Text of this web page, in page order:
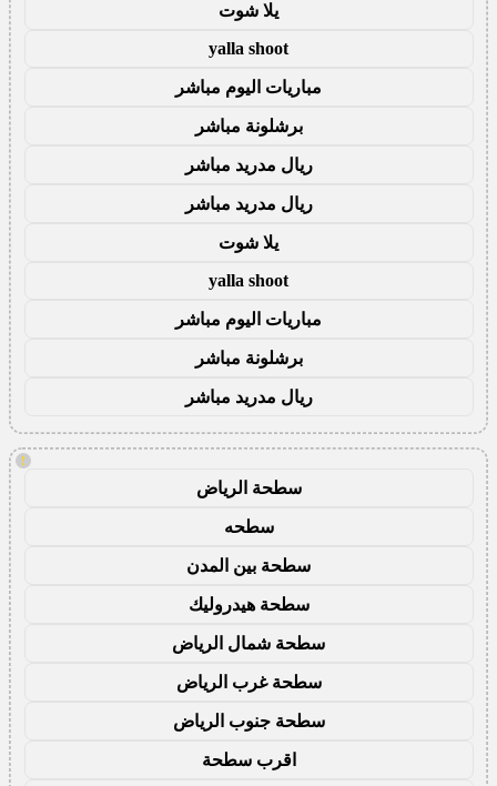
يلا شوت
yalla shoot
مباريات اليوم مباشر
برشلونة مباشر
ريال مدريد مباشر
ريال مدريد مباشر
يلا شوت
yalla shoot
مباريات اليوم مباشر
برشلونة مباشر
ريال مدريد مباشر
!
سطحة الرياض
سطحه
سطحة بين المدن
سطحة هيدروليك
سطحة شمال الرياض
سطحة غرب الرياض
سطحة جنوب الرياض
اقرب سطحة